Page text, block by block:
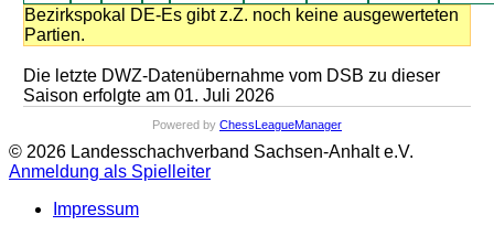
Bezirkspokal DE-Es gibt z.Z. noch keine ausgewerteten
Partien.
Die letzte DWZ-Datenübernahme vom DSB zu dieser
Saison erfolgte am 01. Juli 2026
Powered by ChessLeagueManager
© 2026 Landesschachverband Sachsen-Anhalt e.V.
Anmeldung als Spielleiter
Impressum